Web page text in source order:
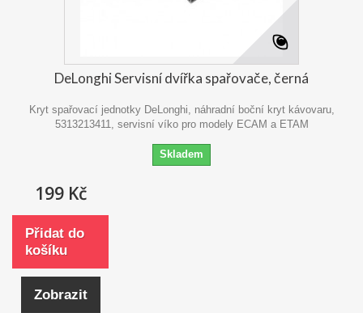
DeLonghi Servisní dvířka spařovače, černá
Kryt spařovací jednotky DeLonghi, náhradní boční kryt kávovaru,
5313213411, servisní víko pro modely ECAM a ETAM
Skladem
199 Kč
Přidat do
košíku
Zobrazit